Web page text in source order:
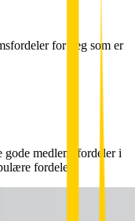
for deg som er
medlemsfordeler i
fordeler.